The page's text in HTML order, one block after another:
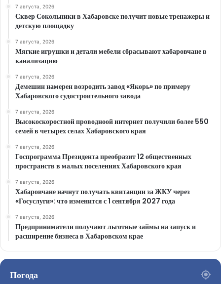
7 августа, 2026
Сквер Сокольники в Хабаровске получит новые тренажеры и
детскую площадку
7 августа, 2026
Мягкие игрушки и детали мебели сбрасывают хабаровчане в
канализацию
7 августа, 2026
Демешин намерен возродить завод «Якорь» по примеру
Хабаровского судостроительного завода
7 августа, 2026
Высокоскоростной проводноой интернет получили более 550
семей в четырех селах Хабаровского края
7 августа, 2026
Госпрограмма Президента преобразит 12 общественных
пространств в малых поселениях Хабаровского края
7 августа, 2026
Хабаровчане начнут получать квитанции за ЖКУ через
«Госуслуги»: что изменится с 1 сентября 2027 года
7 августа, 2026
Предприниматели получают льготные займы на запуск и
расширение бизнеса в Хабаровском крае
Погода